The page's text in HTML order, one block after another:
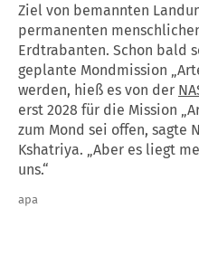
Ziel von bemannten
permanenten
Erdtrabanten. Schon bald
geplante Mondmission
werden, hieß es von der
erst 2028 für die Mission
zum Mond sei offen, sagte
Kshatriya. „Aber es liegt
uns.“
apa